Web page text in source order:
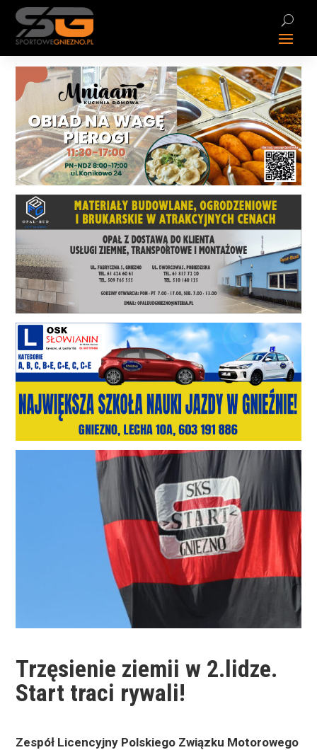
Trzęsienie ziemii w 2.lidze.
Start traci rywali!
Zespół Licencyjny Polskiego Związku Motorowego